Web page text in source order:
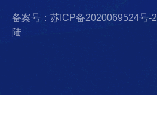
备案号：苏ICP备2020069524号-2
陆